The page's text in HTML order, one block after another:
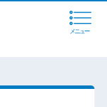
メニュー